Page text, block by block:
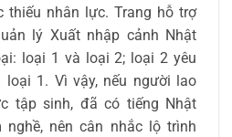
thiếu nhân lực. Trang hỗ trợ
lý Xuất nhập cảnh Nhật
loại 1 và loại 2; loại 2 yêu
1. Vì vậy, nếu người lao
tập sinh, đã có tiếng Nhật
nghề, nên cân nhắc lộ trình